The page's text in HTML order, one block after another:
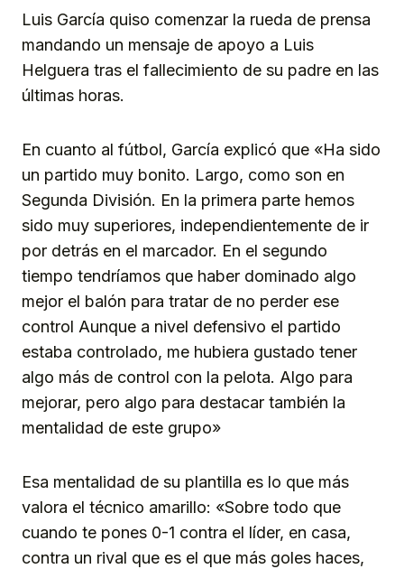
Luis García quiso comenzar la rueda de prensa
mandando un mensaje de apoyo a Luis
Helguera tras el fallecimiento de su padre en las
últimas horas.
En cuanto al fútbol, García explicó que «Ha sido
un partido muy bonito. Largo, como son en
Segunda División. En la primera parte hemos
sido muy superiores, independientemente de ir
por detrás en el marcador. En el segundo
tiempo tendríamos que haber dominado algo
mejor el balón para tratar de no perder ese
control Aunque a nivel defensivo el partido
estaba controlado, me hubiera gustado tener
algo más de control con la pelota. Algo para
mejorar, pero algo para destacar también la
mentalidad de este grupo»
Esa mentalidad de su plantilla es lo que más
valora el técnico amarillo: «Sobre todo que
cuando te pones 0-1 contra el líder, en casa,
contra un rival que es el que más goles haces,